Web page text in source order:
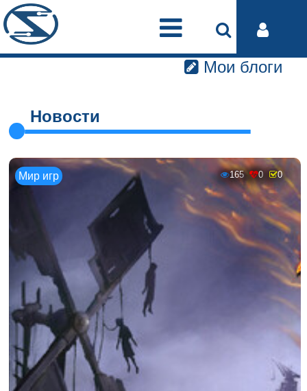
Мои блоги
Новости
Мир игр 165 0 0